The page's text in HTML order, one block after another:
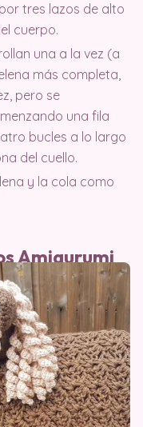
tres lazos de alto
cuerpo.
una a la vez (a
más completa,
pero se
una fila
bucles a lo largo
del cuello.
y la cola como
Amigurumi